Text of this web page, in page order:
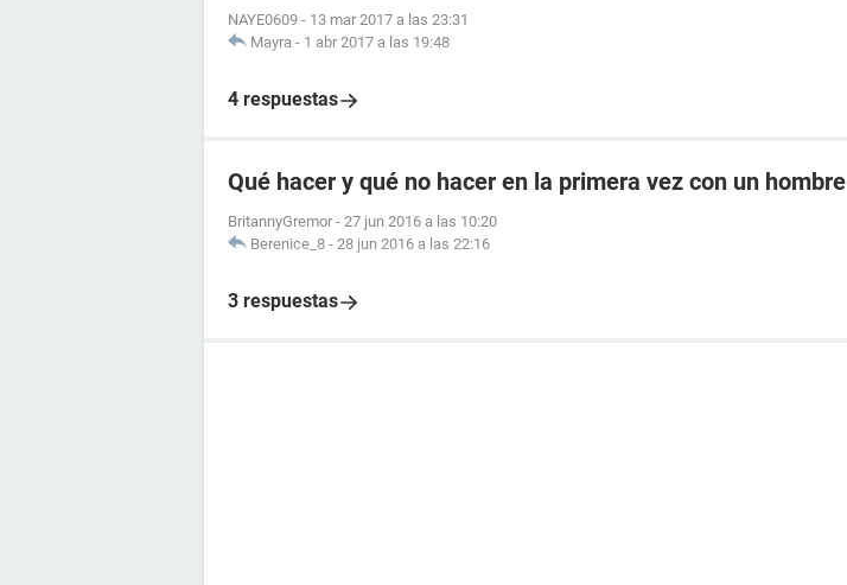
NAYE0609 - 13 mar 2017 a las 23:31
Mayra - 1 abr 2017 a las 19:48
4 respuestas
Qué hacer y qué no hacer en la primera vez con un hombre
BritannyGremor - 27 jun 2016 a las 10:20
Berenice_8 - 28 jun 2016 a las 22:16
3 respuestas